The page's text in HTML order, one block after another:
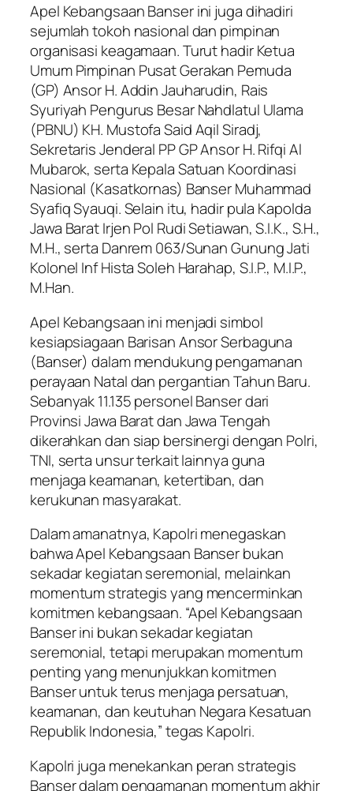
Apel Kebangsaan Banser ini juga dihadiri
sejumlah tokoh nasional dan pimpinan
organisasi keagamaan. Turut hadir Ketua
Umum Pimpinan Pusat Gerakan Pemuda
(GP) Ansor H. Addin Jauharudin, Rais
Syuriyah Pengurus Besar Nahdlatul Ulama
(PBNU) KH. Mustofa Said Aqil Siradj,
Sekretaris Jenderal PP GP Ansor H. Rifqi Al
Mubarok, serta Kepala Satuan Koordinasi
Nasional (Kasatkornas) Banser Muhammad
Syafiq Syauqi. Selain itu, hadir pula Kapolda
Jawa Barat Irjen Pol Rudi Setiawan, S.I.K., S.H.,
M.H., serta Danrem 063/Sunan Gunung Jati
Kolonel Inf Hista Soleh Harahap, S.I.P., M.I.P.,
M.Han.
Apel Kebangsaan ini menjadi simbol
kesiapsiagaan Barisan Ansor Serbaguna
(Banser) dalam mendukung pengamanan
perayaan Natal dan pergantian Tahun Baru.
Sebanyak 11.135 personel Banser dari
Provinsi Jawa Barat dan Jawa Tengah
dikerahkan dan siap bersinergi dengan Polri,
TNI, serta unsur terkait lainnya guna
menjaga keamanan, ketertiban, dan
kerukunan masyarakat.
Dalam amanatnya, Kapolri menegaskan
bahwa Apel Kebangsaan Banser bukan
sekadar kegiatan seremonial, melainkan
momentum strategis yang mencerminkan
komitmen kebangsaan. “Apel Kebangsaan
Banser ini bukan sekadar kegiatan
seremonial, tetapi merupakan momentum
penting yang menunjukkan komitmen
Banser untuk terus menjaga persatuan,
keamanan, dan keutuhan Negara Kesatuan
Republik Indonesia,” tegas Kapolri.
Kapolri juga menekankan peran strategis
Banser dalam pengamanan momentum akhir